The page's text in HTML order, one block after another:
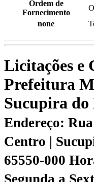
Ordem de
Fornecimento
none
Licitações e
Prefeitura
Sucupira do
Endereço:
Centro |
65550-000
Segunda a